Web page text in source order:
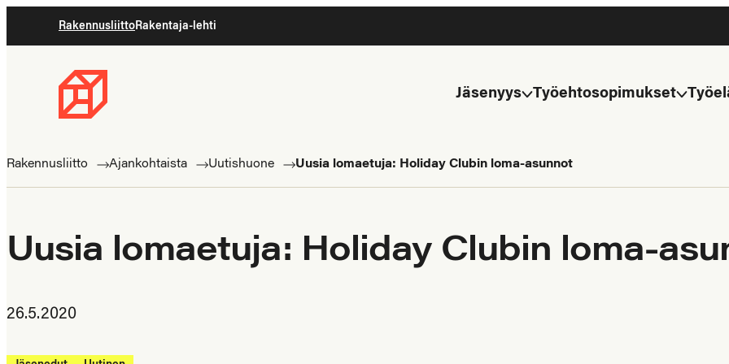
suoraan
RakennusliittoRakentaja-lehti
Rakennusliitto
ammattilaisten
Jäsenyys Työehtosopimukset
Rakennusliitto Ajankohtaista Uutishuone Uusia lomaetuja: Holiday Clubin loma-asunnot
Uusia lomaetuja: Holiday Clubin loma-
26.5.2020